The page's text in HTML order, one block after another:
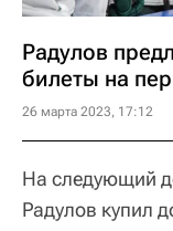
Радулов
билеты на
26 марта 2023, 17:12
На следующий
Радулов купил